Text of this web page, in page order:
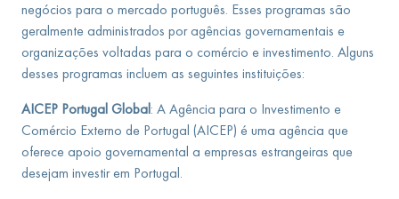
negócios para o mercado português. Esses programas são
geralmente administrados por agências governamentais e
organizações voltadas para o comércio e investimento. Alguns
desses programas incluem as seguintes instituições:
AICEP Portugal Global: A Agência para o Investimento e
Comércio Externo de Portugal (AICEP) é uma agência que
oferece apoio governamental a empresas estrangeiras que
desejam investir em Portugal.